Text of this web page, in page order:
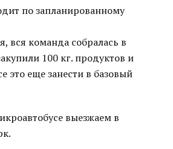
по запланированному
вся команда собралась в
100 кг. продуктов и
это еще занести в базовый
выезжаем в